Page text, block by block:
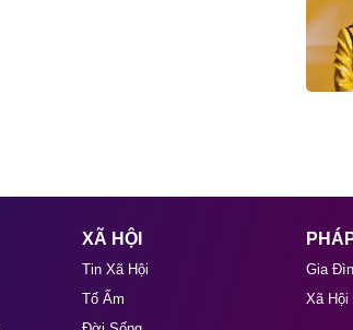
XÃ HỘI
Tin Xã Hội
Tổ Ấm
Gia
Xã Hội